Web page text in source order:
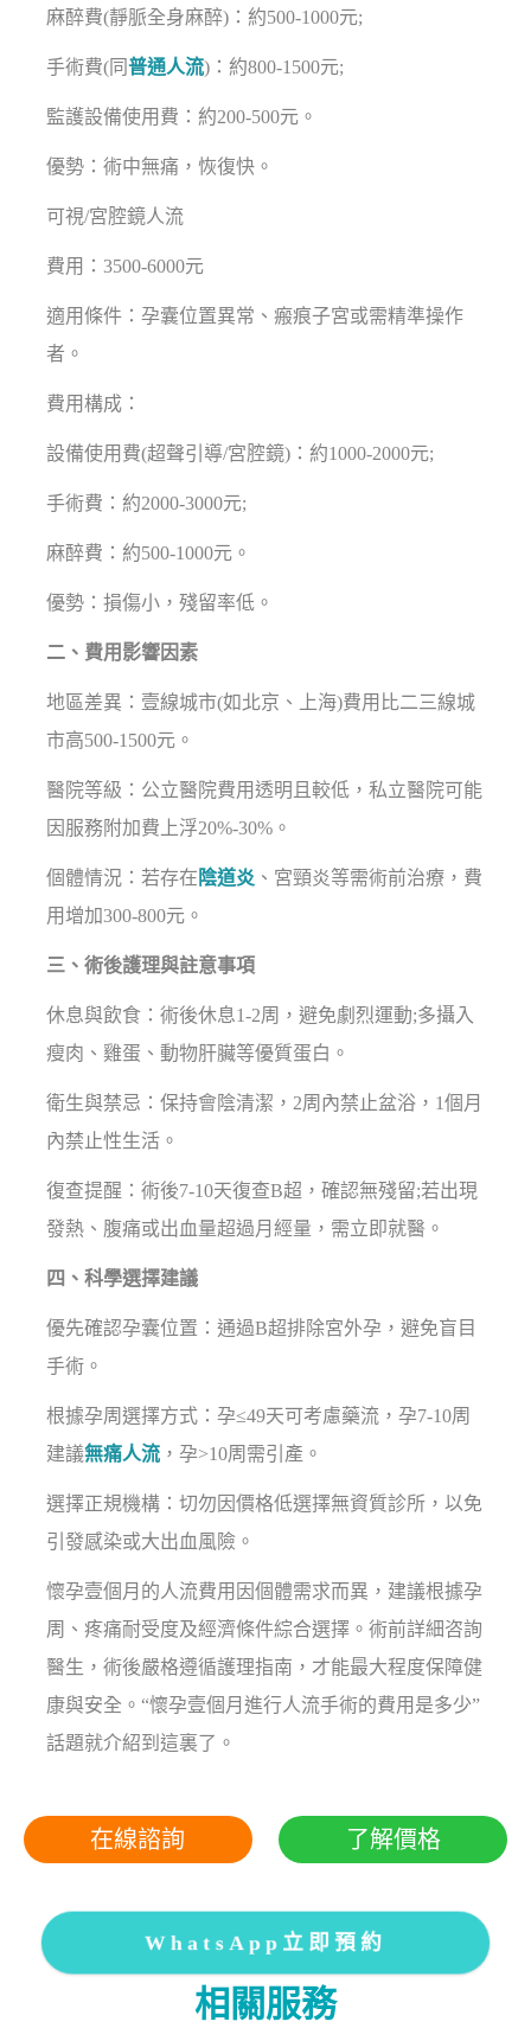
麻醉費(靜脈全身麻醉)：約500-1000元;
手術費(同普通人流)：約800-1500元;
監護設備使用費：約200-500元。
優勢：術中無痛，恢復快。
可視/宮腔鏡人流
費用：3500-6000元
適用條件：孕囊位置異常、瘢痕子宮或需精準操作
者。
費用構成：
設備使用費(超聲引導/宮腔鏡)：約1000-2000元;
手術費：約2000-3000元;
麻醉費：約500-1000元。
優勢：損傷小，殘留率低。
二、費用影響因素
地區差異：壹線城市(如北京、上海)費用比二三線城
市高500-1500元。
醫院等級：公立醫院費用透明且較低，私立醫院可能
因服務附加費上浮20%-30%。
個體情況：若存在 陰道炎 、宮頸炎等需術前治療，費
用增加300-800元。
三、術後護理與註意事項
休息與飲食：術後休息1-2周，避免劇烈運動;多攝入
瘦肉、雞蛋、動物肝臟等優質蛋白。
衛生與禁忌：保持會陰清潔，2周內禁止盆浴，1個月
內禁止性生活。
復查提醒：術後7-10天復查B超，確認無殘留;若出現
發熱、腹痛或出血量超過月經量，需立即就醫。
四、科學選擇建議
優先確認孕囊位置：通過B超排除宮外孕，避免盲目
手術。
根據孕周選擇方式：孕≤49天可考慮藥流，孕7-10周
建議無痛人流 ，孕>10周需引產。
選擇正規機構：切勿因價格低選擇無資質診所，以免
引發感染或大出血風險。
懷孕壹個月的人流費用因個體需求而異，建議根據孕
周、疼痛耐受度及經濟條件綜合選擇。術前詳細咨詢
醫生，術後嚴格遵循護理指南，才能最大程度保障健
康與安全。“懷孕壹個月進行人流手術的費用是多少”
話題就介紹到這裏了。
在線諮詢 了解價格
WhatsApp立即預約
相關服務